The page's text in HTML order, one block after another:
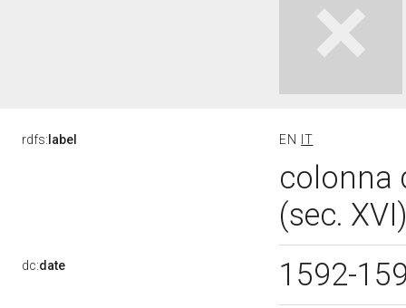
rdfs: label EN IT
colonna
(sec.
dc:date 1592-